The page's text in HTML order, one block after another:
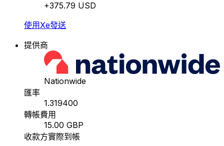
+375.79 USD
使用Xe發送
提供商
Nationwide
匯率
1.319400
轉帳費用
15.00 GBP
收款方實際到帳